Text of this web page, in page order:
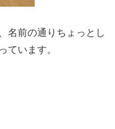
名前の通りちょっとし
ています。